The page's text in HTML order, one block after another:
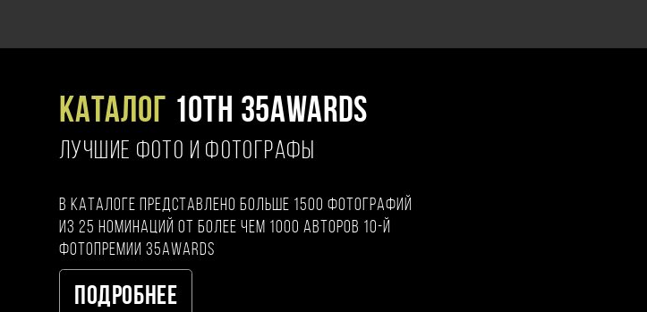
Каталог 10TH 35AWARDS
ЛУЧШИЕ ФОТО И ФОТОГРАФЫ
В каталоге представлено больше 1500 фотографий
из 25 номинаций от более чем 1000 авторов 10-й
фотопремии 35AWARDS
Подробнее